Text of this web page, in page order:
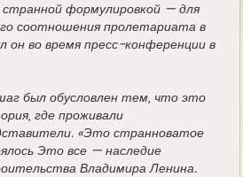
странной формулировкой — для
соотношения пролетариата в
он во время пресс-конференции в
был обусловлен тем, что это
где проживали
«Это странноватое
Это все — наследие
Владимира Ленина.